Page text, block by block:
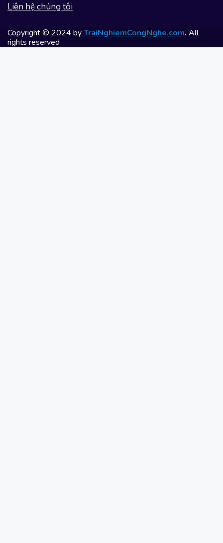
Liên hệ chúng tôi
Copyright © 2024 byTraiNghiemCongNghe.com. All
rights reserved